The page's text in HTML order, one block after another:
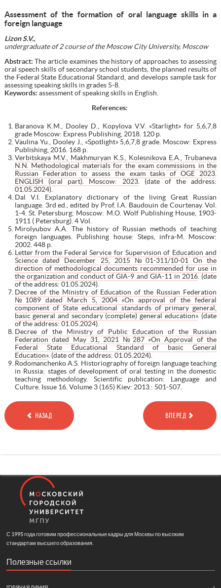
Assessment of the formation of oral language skills in a
foreign language
Lizon S.V.,
undergraduate of 2 course of the Moscow City University, Moscow
Abstract: The article examines the history of approaches to assessing
oral speech skills of secondary school students, the planned results of
the Federal State Educational Standard, and develops sample task for
assessing speaking skills in grades 5-8.
Keywords: assessment of speaking skills in English.
References:
Baranova K.M., Dooley D., Kopylova V.V. «Starlight» for 5,6,7,8
grade Moscow: Express Publishing, 2018. 120 р.
Vaulina Yu., Dooley J., «Spotlight» 5,6,7,8 grade. Moscow: Express
Publishing, 2016. 168 р.
Verbitskaya M.V., Makhmuryan K.S., Kolesnikova E.A., Trubaneva
N.N. Methodological materials for the exam commissions in the
Russian Federation to assess the exam tasks of OGE 2023.
ENGLISH (oral part). Moscow: 2023. (date of the address:
01.05.2024).
Dal V.I. Explanatory dictionary of the living Great Russian
language. 3rd ed., edited by Prof. I.A. Baudouin de Courtenay. Vol.
1-4. St. Petersburg; Moscow: M.O. Wolf Publishing House, 1903-
1911 ( Petersburg). 4 Vol.
Mirolyubov A.A. The history of Russian methods of teaching
foreign languages. Publishing house: Steps, infra-M. Moscow:
2002. 448 р.
Letter from the Federal Service for Supervision of Education and
Science dated December 25, 2015 №01-311/10-01 On the
direction of methodological documents recommended for use in
the organization and conduct of GIA-9 and GIA-11 in 2016 . (date
of the address: 01.05.2024).
Decree of the Ministry of Education of the Russian Federation
№1089 dated March 5, 2004 «On approval of the federal
component of State educational standards of primary general,
basic general and secondary (complete) general education». (date
of the address: 01.05.2024).
Decree of the Ministry of Public Education of the Russian
Federation dated May 31, 2021 №287 «On Approval of the
Federal State Educational Standard of basic General
Education». (date of the address: 01.05.2024).
Rodomanchenko A.S. Historiography of foreign language teaching
in Russia: stages of development of oral testing in the domestic
teaching methodology. Scientific publication: Language and
Culture. Issue 16. Volume 3 (165) Kiev: 2013.: 501-507.
НАЗАД ВПЕРЕД
С 1995 года готовим профессиональные кадры для Москвы по высоким
стандартам высшего образования.
Полезные ссылки